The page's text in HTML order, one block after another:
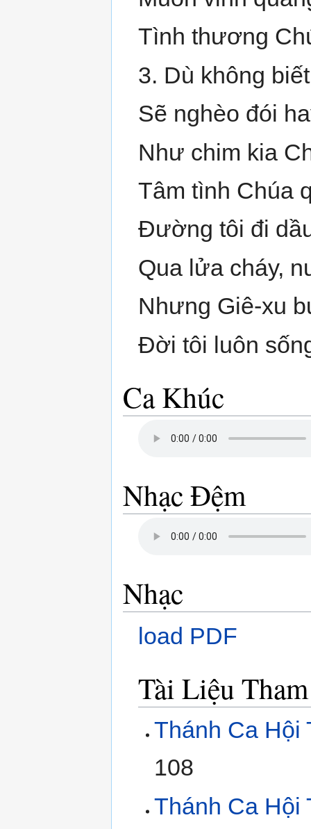
Tình thương
3. Dù không
Sẽ nghèo đói
Như chim kia
Tâm tình Chúa
Đường tôi đi
Qua lửa cháy,
Nhưng Giê-xu
Đời tôi luôn
Ca Khúc
Nhạc Đệm
Nhạc
load PDF
Tài Liệu
Thánh Ca Hội
108
Thánh Ca Hội